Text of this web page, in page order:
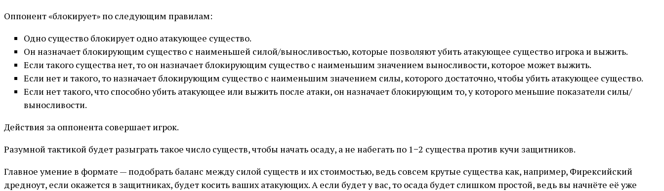
Оппонент «блокирует» по следующим правилам:
Одно существо блокирует одно атакующее существо.
Он назначает блокирующим существо с наименьшей силой/выносливостью, которые позволяют убить атакующее существо игрока и выжить.
Если такого существа нет, то он назначает блокирующим существо с наименьшим значением выносливости, которое может выжить.
Если нет и такого, то назначает блокирующим существо с наименьшим значением силы, которого достаточно, чтобы убить атакующее существо.
Если нет такого, что способно убить атакующее или выжить после атаки, он назначает блокирующим то, у которого меньшие показатели силы/
выносливости.
Действия за оппонента совершает игрок.
Разумной тактикой будет разыграть такое число существ, чтобы начать осаду, а не набегать по 1−2 существа против кучи защитников.
Главное умение в формате — подобрать баланс между силой существ и их стоимостью, ведь совсем крутые существа как, например, Фирексийский
дредноут, если окажется в защитниках, будет косить ваших атакующих. А если будет у вас, то осада будет слишком простой, ведь вы начнёте её уже